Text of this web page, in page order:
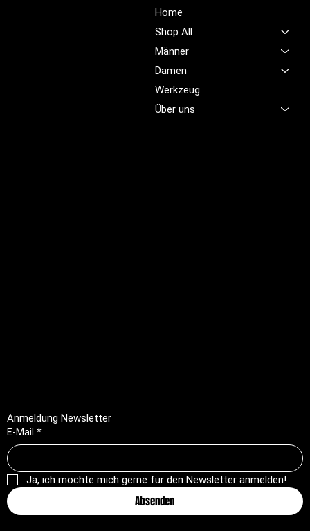
Home
Shop All
Männer
Damen
Werkzeug
Über uns
Anmeldung Newsletter
E-Mail *
Ja, ich möchte mich gerne für den Newsletter anmelden!
Absenden